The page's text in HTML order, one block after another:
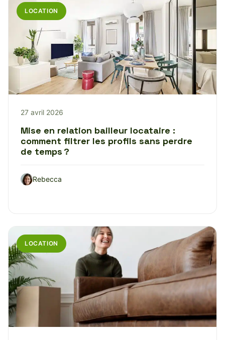
LOCATION
27 avril 2026
Mise en relation bailleur locataire :
comment filtrer les profils sans perdre
de temps ?
Rebecca
LOCATION